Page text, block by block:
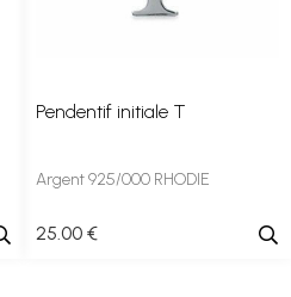
Pendentif initiale T
Argent 925/000 RHODIE
25.00 €